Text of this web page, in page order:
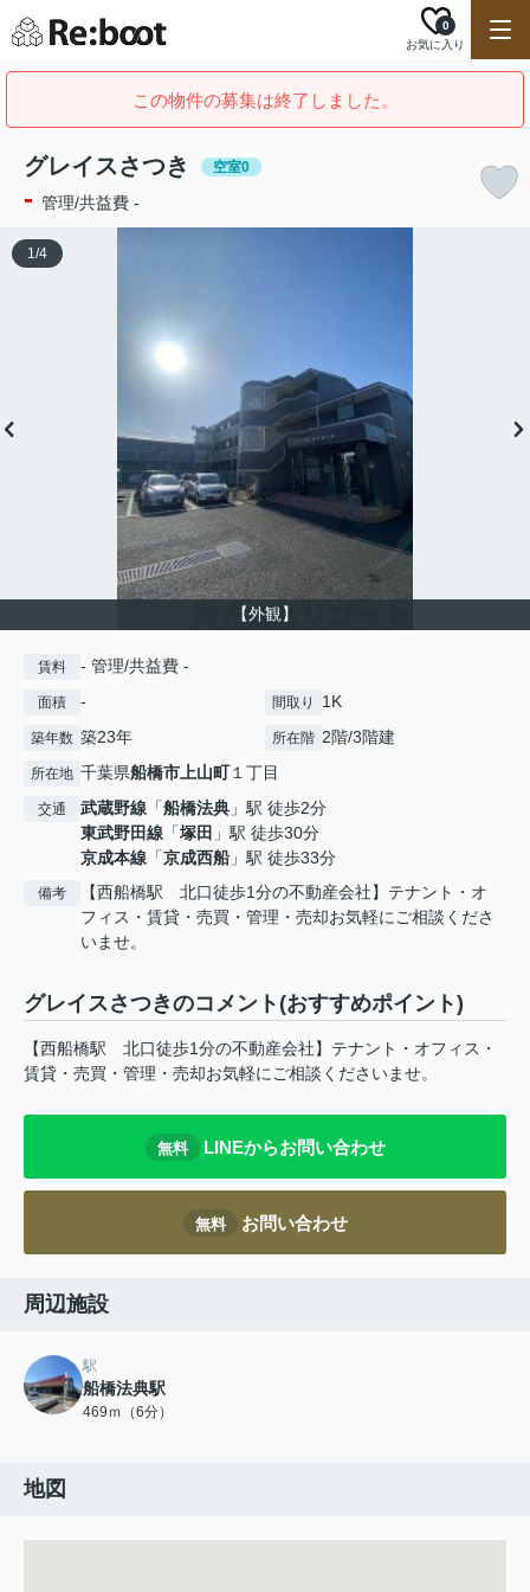
お気に入り
0
この物件の募集は終了しました。
グレイスさつき 空室0
- 管理/共益費 -
【外観】
1/4
賃料 - 管理/共益費 -
面積 - 間取り 1K
築年数 築23年 所在階 2階/3階建
所在地 千葉県船橋市上山町１丁目
交通 武蔵野線 「船橋法典 」駅 徒歩2分
東武野田線 「塚田 」駅 徒歩30分
京成本線 「京成西船」駅 徒歩33分
備考
【西船橋駅 北口徒歩1分の不動産会社】テナント・オ
フィス・賃貸・売買・管理・売却お気軽にご相談くださ
いませ。
グレイスさつきのコメント(おすすめポイント)
【西船橋駅 北口徒歩1分の不動産会社】テナント・オフィス・
賃貸・売買・管理・売却お気軽にご相談くださいませ。
無料 LINEからお問い合わせ
無料 お問い合わせ
周辺施設
駅
船橋法典駅
469ｍ（6分）
地図